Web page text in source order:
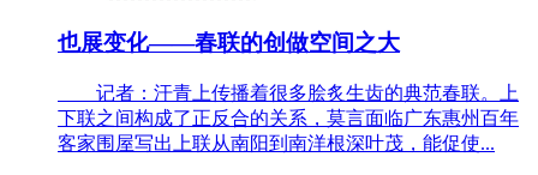
也展变化——春联的创做空间之大
记者：汗青上传播着很多脍炙生齿的典范春联。上
下联之间构成了正反合的关系，莫言面临广东惠州百年
客家围屋写出上联从南阳到南洋根深叶茂，能促使...